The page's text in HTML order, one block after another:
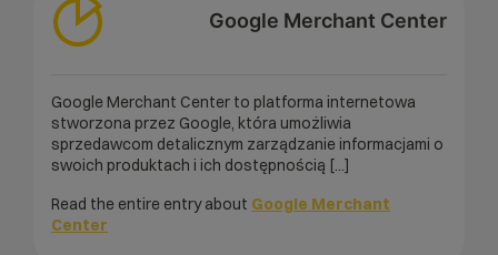
Google Merchant Center
Google Merchant Center to platforma internetowa
stworzona przez Google, która umożliwia
sprzedawcom detalicznym zarządzanie informacjami o
swoich produktach i ich dostępnością [...]
Read the entire entry about Google Merchant
Center